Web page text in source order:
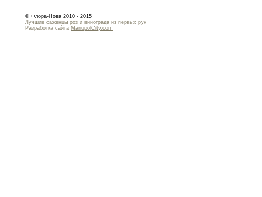
© Флора-Нова 2010 - 2015
Лучшие саженцы роз и винограда из первых рук
Разработка сайта MariupolCity.com